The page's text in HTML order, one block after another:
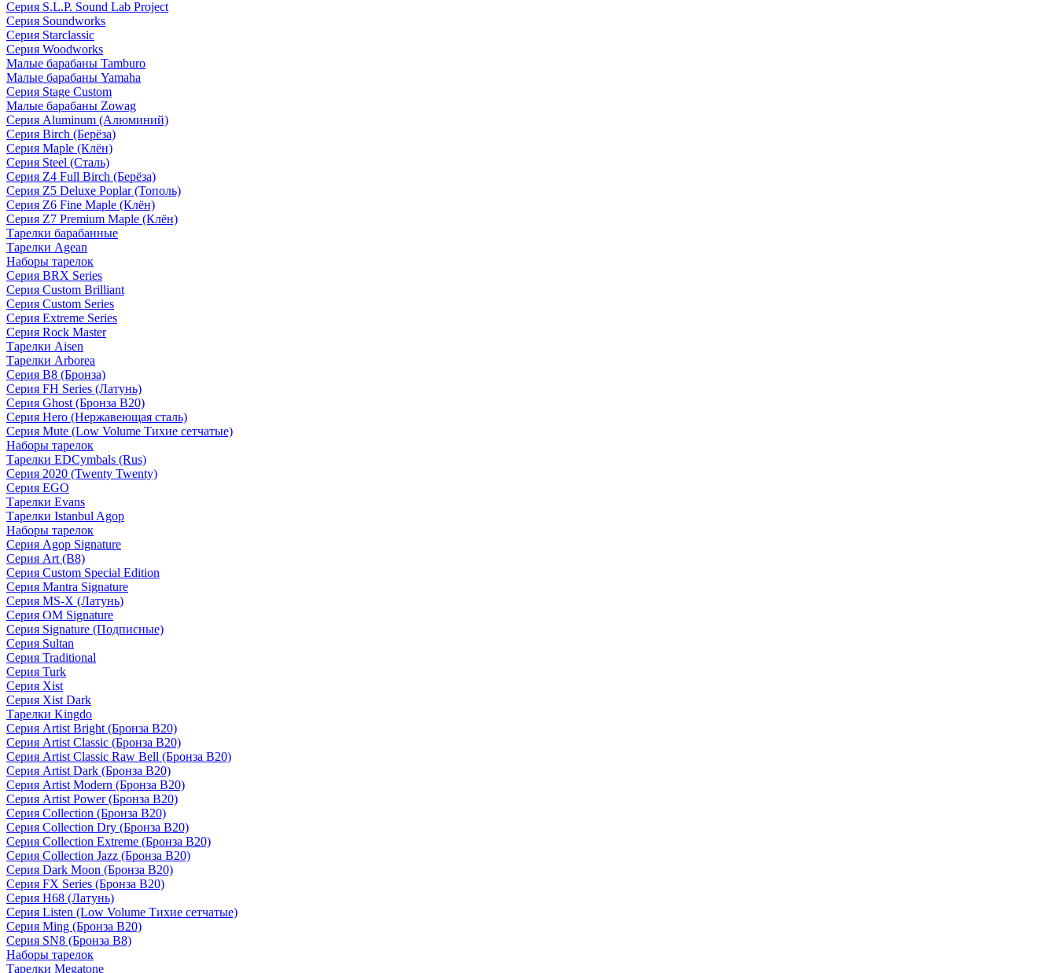
Серия S.L.P. Sound Lab Project
Серия Soundworks
Серия Starclassic
Серия Woodworks
Малые барабаны Tamburo
Малые барабаны Yamaha
Серия Stage Custom
Малые барабаны Zowag
Серия Aluminum (Алюминий)
Серия Birch (Берёза)
Серия Maple (Клён)
Серия Steel (Сталь)
Серия Z4 Full Birch (Берёза)
Серия Z5 Deluxe Poplar (Тополь)
Серия Z6 Fine Maple (Клён)
Серия Z7 Premium Maple (Клён)
Тарелки барабанные
Тарелки Agean
Наборы тарелок
Серия BRX Series
Серия Custom Brilliant
Серия Custom Series
Серия Extreme Series
Серия Rock Master
Тарелки Aisen
Тарелки Arborea
Серия B8 (Бронза)
Серия FH Series (Латунь)
Серия Ghost (Бронза B20)
Серия Hero (Нержавеющая сталь)
Серия Mute (Low Volume Тихие сетчатые)
Наборы тарелок
Тарелки EDCymbals (Rus)
Серия 2020 (Twenty Twenty)
Серия EGO
Тарелки Evans
Тарелки Istanbul Agop
Наборы тарелок
Серия Agop Signature
Серия Art (B8)
Серия Custom Special Edition
Серия Mantra Signature
Серия MS-X (Латунь)
Серия OM Signature
Серия Signature (Подписные)
Серия Sultan
Серия Traditional
Серия Turk
Серия Xist
Серия Xist Dark
Тарелки Kingdo
Серия Artist Bright (Бронза B20)
Серия Artist Classic (Бронза B20)
Серия Artist Classic Raw Bell (Бронза B20)
Серия Artist Dark (Бронза B20)
Серия Artist Modern (Бронза B20)
Серия Artist Power (Бронза B20)
Серия Collection (Бронза B20)
Серия Collection Dry (Бронза B20)
Серия Collection Extreme (Бронза B20)
Серия Collection Jazz (Бронза B20)
Серия Dark Moon (Бронза B20)
Серия FX Series (Бронза B20)
Серия H68 (Латунь)
Серия Listen (Low Volume Тихие сетчатые)
Серия Ming (Бронза B20)
Серия SN8 (Бронза B8)
Наборы тарелок
Тарелки Megatone